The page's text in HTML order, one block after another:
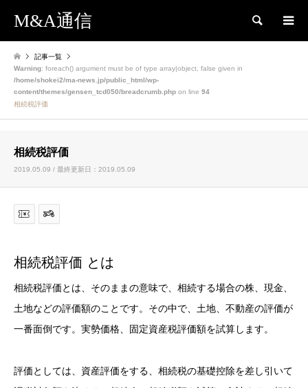
M&A通信 検索
記事一覧
Warning: foreach() argument must be of type array|object, false given in
/home/shokei2/ma-news.jp/public_html/wp-
content/themes/gensen_tcd050/breadcrumb.php on line 94
相続税評価
相続税評価
2019.05.09 / 最終更新日：2019.05.09
相続税評価 とは
相続税評価とは、そのままの意味で、相続する場合の株、現金、
土地などの評価額のことです。その中で、土地、不動産の評価が
一番面倒です。実勢価格、固定資産税評価額を試算します。
評価としては、資産評価をする、相続税の基礎控除を差し引いて